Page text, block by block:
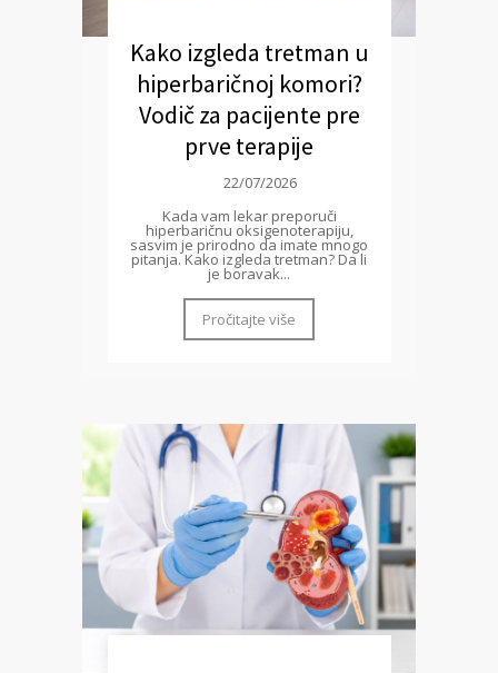
Kako izgleda tretman u
hiperbaričnoj komori?
Vodič za pacijente pre
prve terapije
22/07/2026
Kada vam lekar preporuči
hiperbaričnu oksigenoterapiju,
sasvim je prirodno da imate mnogo
pitanja. Kako izgleda tretman? Da li
je boravak...
Pročitajte više